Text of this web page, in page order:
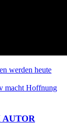
werden heute
macht Hoffnung